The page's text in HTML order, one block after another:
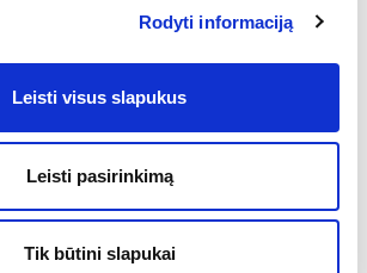
Rodyti informaciją
Leisti visus slapukus
Leisti pasirinkimą
Tik būtini slapukai
„Defender“ komanda ir
taikosi į ralio viršūnę